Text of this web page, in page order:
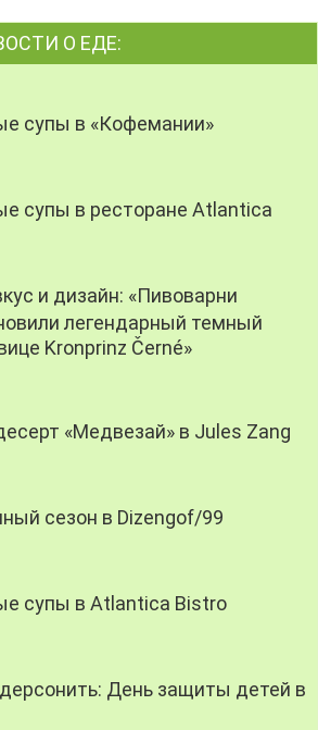
О ЕДЕ:
супы в «Кофемании»
супы в ресторане Atlantica
и дизайн: «Пивоварни
легендарный темный
Kronprinz Černé»
«Медвезай» в Jules Zang
сезон в Dizengof/99
супы в Atlantica Bistro
День защиты детей в